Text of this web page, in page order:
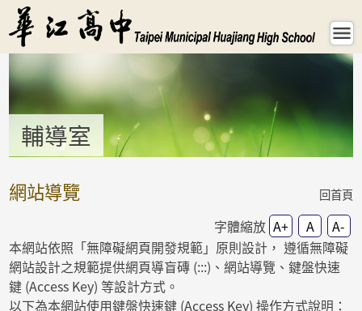
網站導覽 - 輔導室 - hcsh
輔導室
:::
網站導覽 回首頁
字體縮放 A+ A
A-
本網站依照「無障礙網頁開發規範」原則設計， 遵循無障礙
網站設計之規範提供網頁導盲磚 (:::)、網站導覽、鍵盤快速
鍵 (Access Key) 等設計方式。
以下為本網站使用鍵盤快速鍵 (Access Key) 操作方式說明：